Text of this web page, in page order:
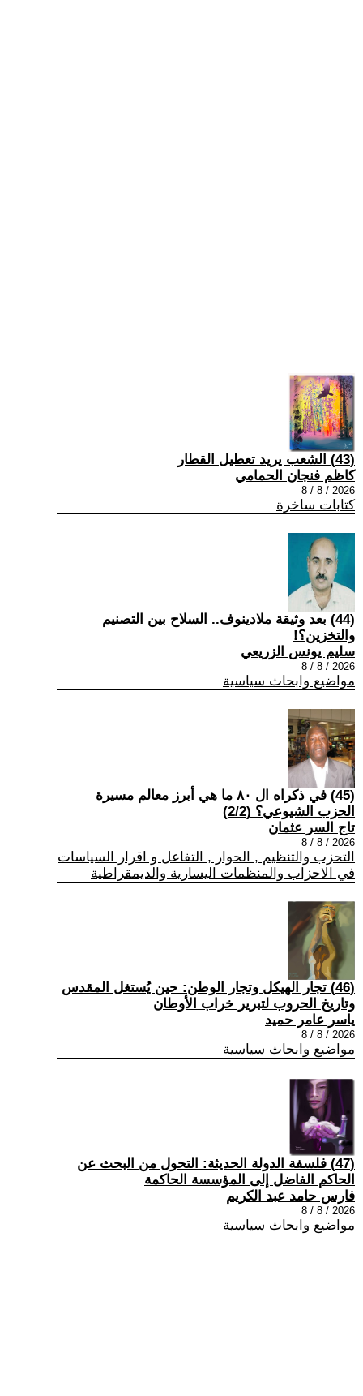
(43) الشعب يريد تعطيل القطار
كاظم فنجان الحمامي
2026 / 8 / 8
كتابات ساخرة
(44) بعد وثيقة ملادينوف.. السلاح بين التصنيم
والتخزين؟!
سليم يونس الزريعي
2026 / 8 / 8
مواضيع وابحاث سياسية
(45) في ذكراه ال ٨٠ ما هي أبرز معالم مسيرة
الحزب الشيوعي؟ (2/2)
تاج السر عثمان
2026 / 8 / 8
التحزب والتنظيم , الحوار , التفاعل و اقرار السياسات
في الاحزاب والمنظمات اليسارية والديمقراطية
(46) تجار الهيكل وتجار الوطن: حين يُستغل المقدس
وتاريخ الحروب لتبرير خراب الأوطان
ياسر عامر حميد
2026 / 8 / 8
مواضيع وابحاث سياسية
(47) فلسفة الدولة الحديثة: التحول من البحث عن
الحاكم الفاضل إلى المؤسسة الحاكمة
فارس حامد عبد الكريم
2026 / 8 / 8
مواضيع وابحاث سياسية